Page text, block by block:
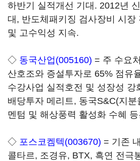
하반기 실적개선 기대. 2012년
대, 반도체패키징 검사장비 시장
및 고수익성 지속.
◇ 동국산업(005160) = 주 수요
산호조와 증설투자로 65% 점유
수강사업 실적호전 및 성장성 강
배당투자 메리트, 동국S&C(지
멘텀 및 해상풍력 활성화 수혜
◇ 포스코켐텍(003670) = 기존
콜타르, 조경유, BTX, 흑연 전극